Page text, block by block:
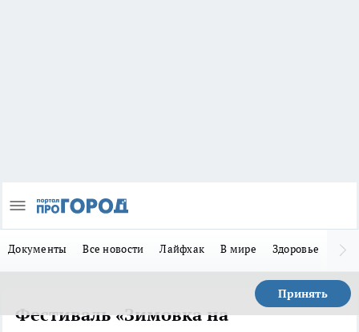
Документы Все новости Лайфхак В мире Здоровье
Принять
Фестиваль «Зимовка на